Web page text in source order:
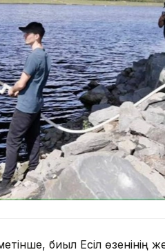
биыл Есіл өзенінің